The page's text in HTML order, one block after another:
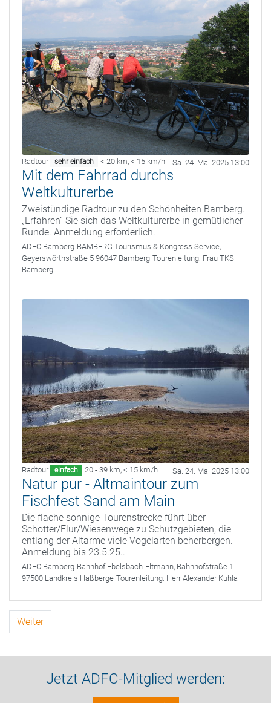
Radtour sehr einfach < 20 km, < 15 km/h Sa. 24. Mai 2025 13:00
Mit dem Fahrrad durchs
Weltkulturerbe
Zweistündige Radtour zu den Schönheiten Bamberg.
„Erfahren“ Sie sich das Weltkulturerbe in gemütlicher
Runde. Anmeldung erforderlich.
ADFC Bamberg BAMBERG Tourismus & Kongress Service,
Geyerswörthstraße 5 96047 Bamberg Tourenleitung: Frau TKS
Bamberg
Radtour einfach 20 - 39 km, < 15 km/h Sa. 24. Mai 2025 13:00
Natur pur - Altmaintour zum
Fischfest Sand am Main
Die flache sonnige Tourenstrecke führt über
Schotter/Flur/Wiesenwege zu Schutzgebieten, die
entlang der Altarme viele Vogelarten beherbergen.
Anmeldung bis 23.5.25..
ADFC Bamberg Bahnhof Ebelsbach-Eltmann, Bahnhofstraße 1
97500 Landkreis Haßberge Tourenleitung: Herr Alexander Kuhla
Weiter
Jetzt ADFC-Mitglied werden: